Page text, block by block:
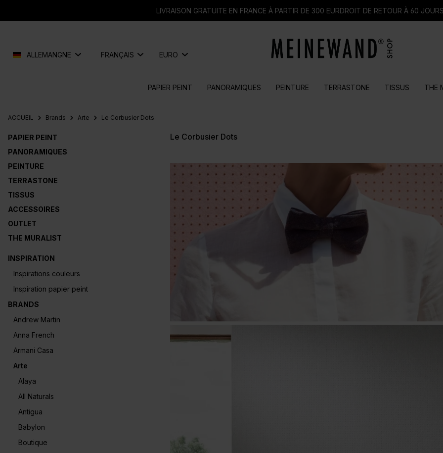
Passer à la navigation principaleLIVRAISON GRATUITE EN FRANCE À PARTIR DE 300 EURDROIT DE RETOUR À 60
ALLEMANGNE FRANÇAIS EURO
PAPIER PEINT PANORAMIQUES PEINTURE TERRASTONE TISSUS THE
ACCUEIL Brands Arte Le Corbusier Dots
PAPIER PEINT
PANORAMIQUES
PEINTURE
TERRASTONE
TISSUS
ACCESSOIRES
OUTLET
THE MURALIST
INSPIRATION
Inspirations couleurs
Inspiration papier peint
BRANDS
Andrew Martin
Anna French
Armani Casa
Arte
Alaya
All Naturals
Antigua
Babylon
Boutique
Le Corbusier Dots